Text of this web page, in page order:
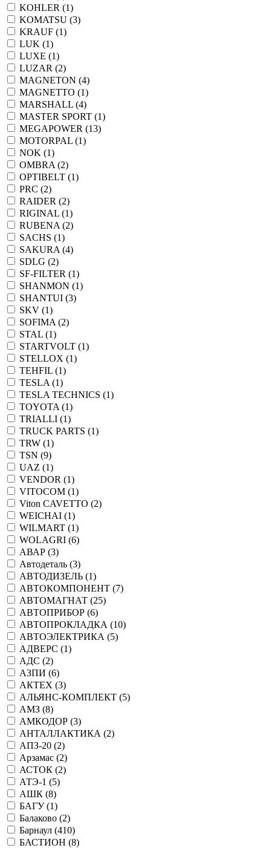
KOHLER (1)
KOMATSU (3)
KRAUF (1)
LUK (1)
LUXE (1)
LUZAR (2)
MAGNETON (4)
MAGNETTO (1)
MARSHALL (4)
MASTER SPORT (1)
MEGAPOWER (13)
MOTORPAL (1)
NOK (1)
OMBRA (2)
OPTIBELT (1)
PRC (2)
RAIDER (2)
RIGINAL (1)
RUBENA (2)
SACHS (1)
SAKURA (4)
SDLG (2)
SF-FILTER (1)
SHANMON (1)
SHANTUI (3)
SKV (1)
SOFIMA (2)
STAL (1)
STARTVOLT (1)
STELLOX (1)
TEHFIL (1)
TESLA (1)
TESLA TECHNICS (1)
TOYOTA (1)
TRIALLI (1)
TRUCK PARTS (1)
TRW (1)
TSN (9)
UAZ (1)
VENDOR (1)
VITOCOM (1)
Viton CAVETTO (2)
WEICHAI (1)
WILMART (1)
WOLAGRI (6)
АВАР (3)
Автодеталь (3)
АВТОДИЗЕЛЬ (1)
АВТОКОМПОНЕНТ (7)
АВТОМАГНАТ (25)
АВТОПРИБОР (6)
АВТОПРОКЛАДКА (10)
АВТОЭЛЕКТРИКА (5)
АДВЕРС (1)
АДС (2)
АЗПИ (6)
АКТЕХ (3)
АЛЬЯНС-КОМПЛЕКТ (5)
АМЗ (8)
АМКОДОР (3)
АНТАЛЛАКТИКА (2)
АПЗ-20 (2)
Арзамас (2)
АСТОК (2)
АТЭ-1 (5)
АШК (8)
БАГУ (1)
Балаково (2)
Барнаул (410)
БАСТИОН (8)